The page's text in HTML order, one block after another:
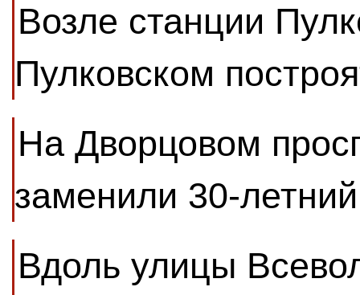
Возле станции
Пулковском
На Дворцовом
заменили 30-
Вдоль улицы